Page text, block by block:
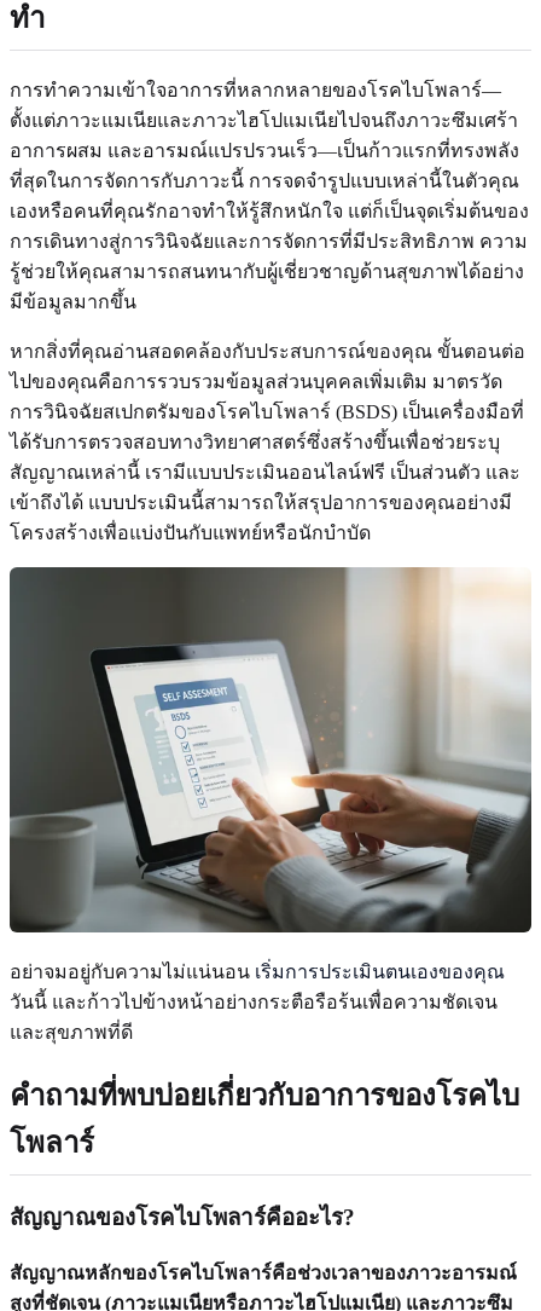
ทำ
การทำความเข้าใจอาการที่หลากหลายของโรคไบโพลาร์—
ตั้งแต่ภาวะแมเนียและภาวะไฮโปแมเนียไปจนถึงภาวะซึมเศร้า
อาการผสม และอารมณ์แปรปรวนเร็ว—เป็นก้าวแรกที่ทรงพลัง
ที่สุดในการจัดการกับภาวะนี้ การจดจำรูปแบบเหล่านี้ในตัวคุณ
เองหรือคนที่คุณรักอาจทำให้รู้สึกหนักใจ แต่ก็เป็นจุดเริ่มต้นของ
การเดินทางสู่การวินิจฉัยและการจัดการที่มีประสิทธิภาพ ความ
รู้ช่วยให้คุณสามารถสนทนากับผู้เชี่ยวชาญด้านสุขภาพได้อย่าง
มีข้อมูลมากขึ้น
หากสิ่งที่คุณอ่านสอดคล้องกับประสบการณ์ของคุณ ขั้นตอนต่อ
ไปของคุณคือการรวบรวมข้อมูลส่วนบุคคลเพิ่มเติม มาตรวัด
การวินิจฉัยสเปกตรัมของโรคไบโพลาร์ (BSDS) เป็นเครื่องมือที่
ได้รับการตรวจสอบทางวิทยาศาสตร์ซึ่งสร้างขึ้นเพื่อช่วยระบุ
สัญญาณเหล่านี้ เรามีแบบประเมินออนไลน์ฟรี เป็นส่วนตัว และ
เข้าถึงได้ แบบประเมินนี้สามารถให้สรุปอาการของคุณอย่างมี
โครงสร้างเพื่อแบ่งปันกับแพทย์หรือนักบำบัด
อย่าจมอยู่กับความไม่แน่นอน เริ่มการประเมินตนเองของคุณ
วันนี้ และก้าวไปข้างหน้าอย่างกระตือรือร้นเพื่อความชัดเจน
และสุขภาพที่ดี
คำถามที่พบบ่อยเกี่ยวกับอาการของโรคไบ
โพลาร์
สัญญาณของโรคไบโพลาร์คืออะไร?
สัญญาณหลักของโรคไบโพลาร์คือช่วงเวลาของภาวะอารมณ์
สูงที่ชัดเจน (ภาวะแมเนียหรือภาวะไฮโปแมเนีย) และภาวะซึม